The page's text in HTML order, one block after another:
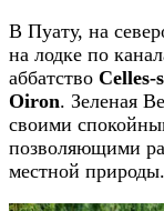
В Пуату, на
на лодке по
аббатство Celles-
Oiron. Зеленая
своими
позволяющими
местной природы.